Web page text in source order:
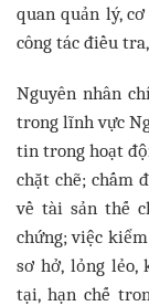
quan quản lý,
công tác điều
Nguyên nhân
trong lĩnh vực
tin trong hoạt
chặt chẽ; chấm
về tài sản thế
chứng; việc
sơ hở, lỏng lẻo,
tại, hạn chế